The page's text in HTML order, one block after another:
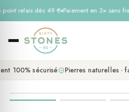
relais dès 49 € Paiement en 3× sans
100% sécurisé Pierres naturelles ·